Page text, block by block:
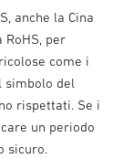
anche la Cina
RoHS, per
come i
simbolo del
rispettati. Se i
un periodo
sicuro.